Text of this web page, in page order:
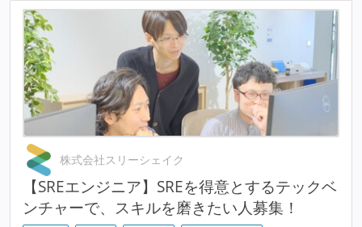
株式会社スリーシェイク
【SREエンジニア】SREを得意とするテックベ
ンチャーで、スキルを磨きたい人募集！